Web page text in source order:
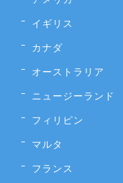
イギリス
カナダ
オーストラリア
ニュージーランド
フィリピン
マルタ
フランス